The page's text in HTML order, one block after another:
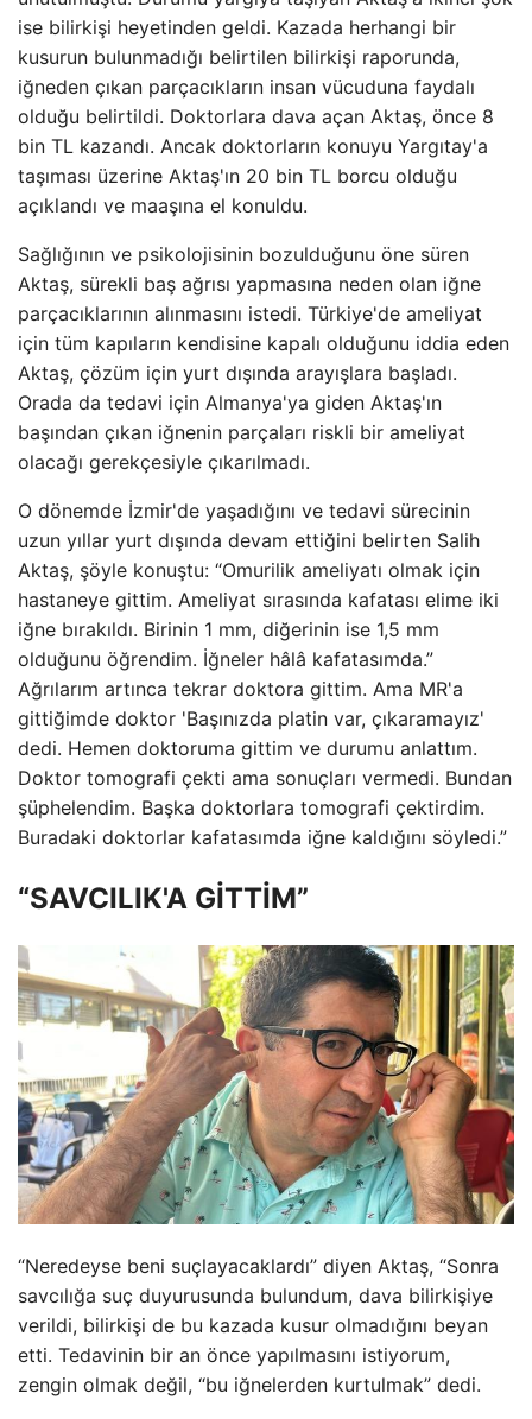
ise bilirkişi heyetinden geldi. Kazada herhangi bir
kusurun bulunmadığı belirtilen bilirkişi raporunda,
iğneden çıkan parçacıkların insan vücuduna faydalı
olduğu belirtildi. Doktorlara dava açan Aktaş, önce 8
bin TL kazandı. Ancak doktorların konuyu Yargıtay'a
taşıması üzerine Aktaş'ın 20 bin TL borcu olduğu
açıklandı ve maaşına el konuldu.
Sağlığının ve psikolojisinin bozulduğunu öne süren
Aktaş, sürekli baş ağrısı yapmasına neden olan iğne
parçacıklarının alınmasını istedi. Türkiye'de ameliyat
için tüm kapıların kendisine kapalı olduğunu iddia eden
Aktaş, çözüm için yurt dışında arayışlara başladı.
Orada da tedavi için Almanya'ya giden Aktaş'ın
başından çıkan iğnenin parçaları riskli bir ameliyat
olacağı gerekçesiyle çıkarılmadı.
O dönemde İzmir'de yaşadığını ve tedavi sürecinin
uzun yıllar yurt dışında devam ettiğini belirten Salih
Aktaş, şöyle konuştu: “Omurilik ameliyatı olmak için
hastaneye gittim. Ameliyat sırasında kafatası elime iki
iğne bırakıldı. Birinin 1 mm, diğerinin ise 1,5 mm
olduğunu öğrendim. İğneler hâlâ kafatasımda.”
Ağrılarım artınca tekrar doktora gittim. Ama MR'a
gittiğimde doktor 'Başınızda platin var, çıkaramayız'
dedi. Hemen doktoruma gittim ve durumu anlattım.
Doktor tomografi çekti ama sonuçları vermedi. Bundan
şüphelendim. Başka doktorlara tomografi çektirdim.
Buradaki doktorlar kafatasımda iğne kaldığını söyledi.”
“SAVCILIK'A GİTTİM”
“Neredeyse beni suçlayacaklardı” diyen Aktaş, “Sonra
savcılığa suç duyurusunda bulundum, dava bilirkişiye
verildi, bilirkişi de bu kazada kusur olmadığını beyan
etti. Tedavinin bir an önce yapılmasını istiyorum,
zengin olmak değil, “bu iğnelerden kurtulmak” dedi.